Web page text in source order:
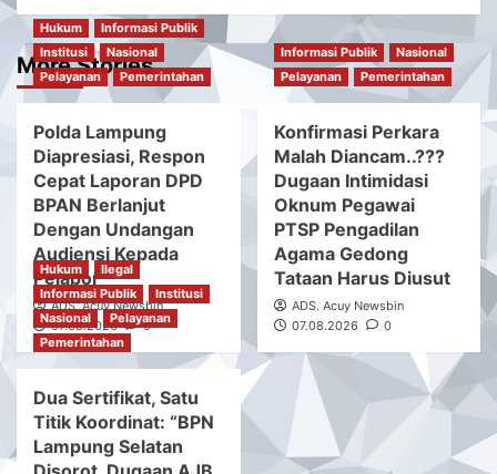
More Stories
Hukum
Informasi Publik
Institusi
Nasional
Pelayanan
Pemerintahan
Polda Lampung
Diapresiasi, Respon
Cepat Laporan DPD
BPAN Berlanjut
Dengan Undangan
Audiensi Kepada
Pelapor
ADS. Acuy Newsbin
07.08.2026
0
Informasi Publik
Nasional
Pelayanan
Pemerintahan
Konfirmasi Perkara
Malah Diancam..???
Dugaan Intimidasi
Oknum Pegawai
PTSP Pengadilan
Agama Gedong
Tataan Harus Diusut
ADS. Acuy Newsbin
07.08.2026
0
Hukum
Ilegal
Informasi Publik
Institusi
Nasional
Pelayanan
Pemerintahan
Dua Sertifikat, Satu
Titik Koordinat: “BPN
Lampung Selatan